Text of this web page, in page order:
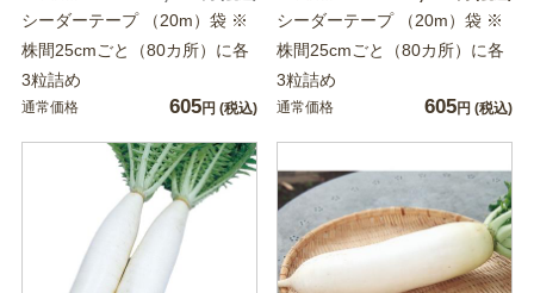
シーダーテープ （20m）袋 ※
株間25cmごと（80カ所）に各
3粒詰め
通常価格 605円 (税込)
シーダーテープ （20m）袋 ※
株間25cmごと（80カ所）に各
3粒詰め
通常価格 605円 (税込)